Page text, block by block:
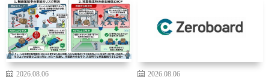
2026.08.06
2026.08.06